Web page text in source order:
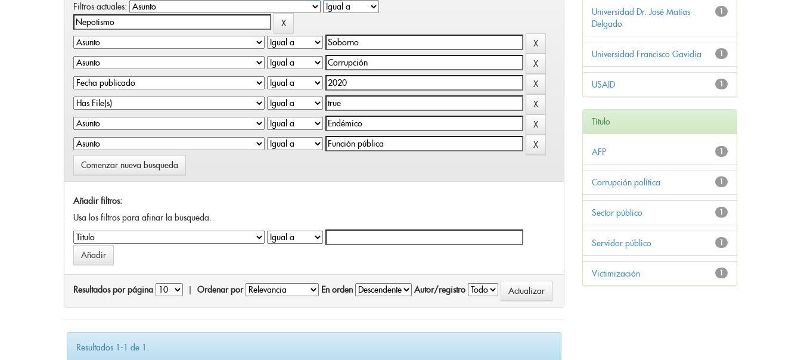
Filtros actuales:
Comenzar nueva busqueda
Añadir filtros:
Usa los filtros para afinar la busqueda.
Resultados por página Ordenar por En orden Autor/registro
Resultados 1-1 de 1.
1
Universidad Dr. José Matías
Delgado
1
Universidad Francisco Gavidia
1
USAID
Título
1
AFP
1
Corrupción política
1
Sector público
1
Servidor público
1
Victimización